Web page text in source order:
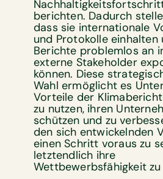
berichten. Dadurch
dass sie internationale
und Protokolle einhalten
Berichte problemlos an
externe Stakeholder
können. Diese
Wahl ermöglicht es
Vorteile der
zu nutzen, ihren
schützen und zu
den sich entwickelnden
einen Schritt voraus zu
letztendlich ihre
Wettbewerbsfähigkeit